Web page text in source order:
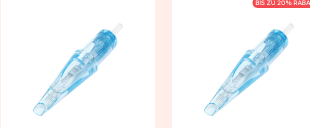
BIS ZU 20%